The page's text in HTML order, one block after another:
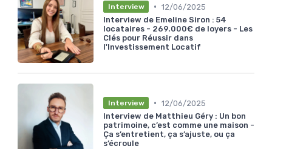
Interview • 12/06/2025
Interview de Emeline Siron : 54
locataires - 269.000€ de loyers - Les
Clés pour Réussir dans
l'Investissement Locatif
Interview • 12/06/2025
Interview de Matthieu Géry : Un bon
patrimoine, c’est comme une maison -
Ça s’entretient, ça s’ajuste, ou ça
s’écroule